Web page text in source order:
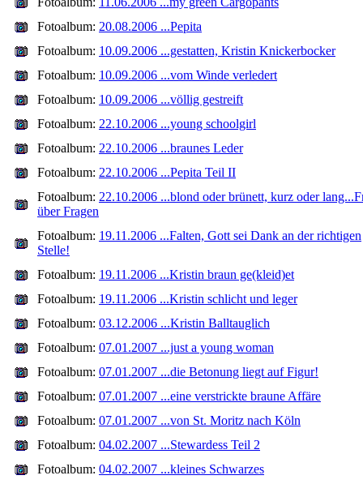
Fotoalbum: 20.08.2006 ...Pepita
Fotoalbum: 10.09.2006 ...gestatten, Kristin Knickerbocker
Fotoalbum: 10.09.2006 ...vom Winde verledert
Fotoalbum: 10.09.2006 ...völlig gestreift
Fotoalbum: 22.10.2006 ...young schoolgirl
Fotoalbum: 22.10.2006 ...braunes Leder
Fotoalbum: 22.10.2006 ...Pepita Teil II
Fotoalbum: 22.10.2006 ...blond oder brünett, kurz oder
über Fragen
Fotoalbum: 19.11.2006 ...Falten, Gott sei Dank an der richtigen
Stelle!
Fotoalbum: 19.11.2006 ...Kristin braun ge(kleid)et
Fotoalbum: 19.11.2006 ...Kristin schlicht und leger
Fotoalbum: 03.12.2006 ...Kristin Balltauglich
Fotoalbum: 07.01.2007 ...just a young woman
Fotoalbum: 07.01.2007 ...die Betonung liegt auf Figur!
Fotoalbum: 07.01.2007 ...eine verstrickte braune Affäre
Fotoalbum: 07.01.2007 ...von St. Moritz nach Köln
Fotoalbum: 04.02.2007 ...Stewardess Teil 2
Fotoalbum: 04.02.2007 ...kleines Schwarzes